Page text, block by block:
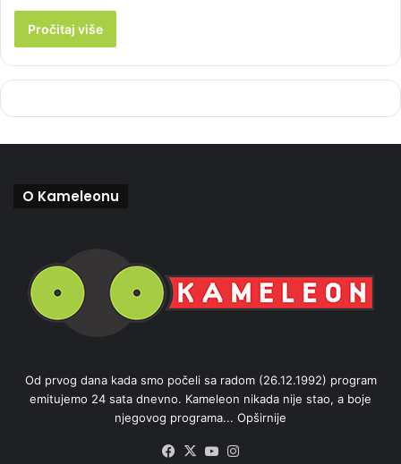
Pročitaj više
O Kameleonu
Od prvog dana kada smo počeli sa radom (26.12.1992) program
emitujemo 24 sata dnevno. Kameleon nikada nije stao, a boje
njegovog programa... Opširnije
Facebook
X YouTube